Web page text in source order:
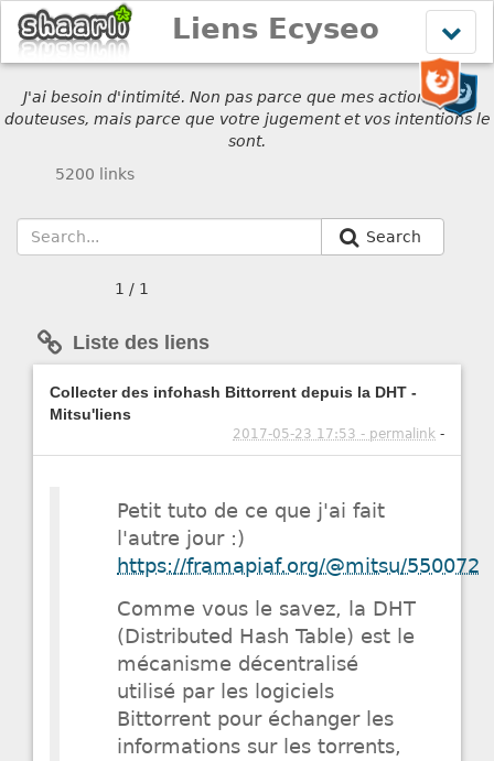
le
menu
Liens Ecyseo
J'ai besoin d'intimité. Non pas parce que mes actions sont
douteuses, mais parce que votre jugement et vos intentions le
sont.
5200 links
Search
1 / 1
Liste des liens
Collecter des infohash Bittorrent depuis la DHT -
Mitsu'liens
2017-05-23 17:53 - permalink -
Petit tuto de ce que j'ai fait
l'autre jour :)
https://framapiaf.org/@mitsu/550072
Comme vous le savez, la DHT
(Distributed Hash Table) est le
mécanisme décentralisé
utilisé par les logiciels
Bittorrent pour échanger les
informations sur les torrents,